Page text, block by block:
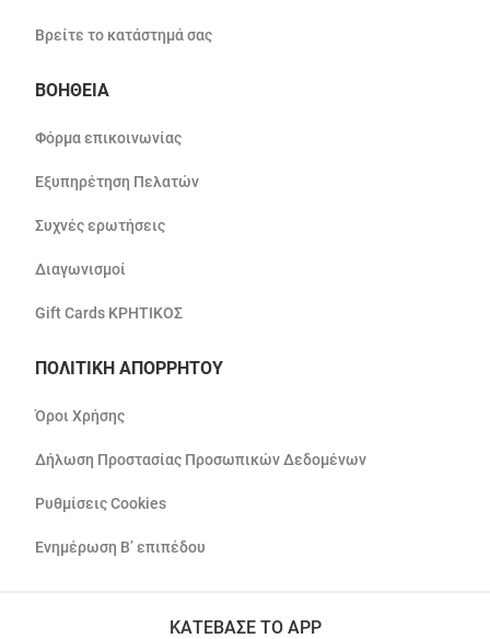
Βρείτε το κατάστημά σας
ΒΟΗΘΕΙΑ
Φόρμα επικοινωνίας
Εξυπηρέτηση Πελατών
Συχνές ερωτήσεις
Διαγωνισμοί
Gift Cards ΚΡΗΤΙΚΟΣ
ΠΟΛΙΤΙΚΗ ΑΠΟΡΡΗΤΟΥ
Όροι Χρήσης
Δήλωση Προστασίας Προσωπικών Δεδομένων
Ρυθμίσεις Cookies
Ενημέρωση Β’ επιπέδου
ΚΑΤΕΒΑΣΕ ΤΟ APP